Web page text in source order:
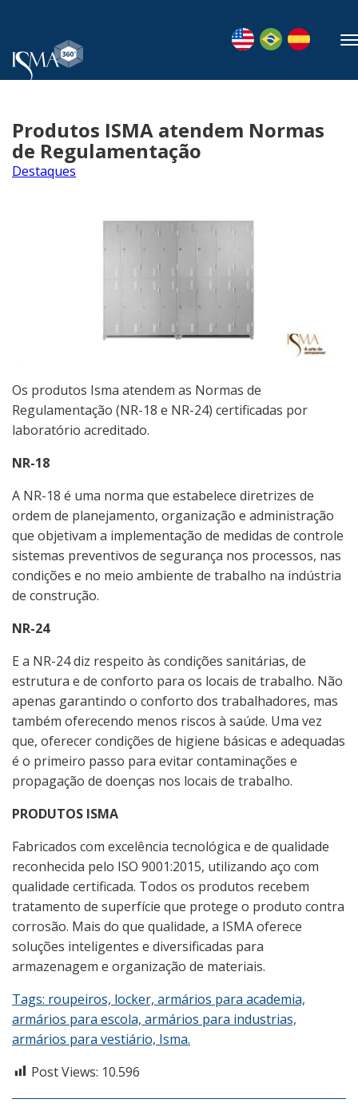
Produtos ISMA atendem Normas
de Regulamentação
Destaques
Os produtos Isma atendem as Normas de
Regulamentação (NR-18 e NR-24) certificadas por
laboratório acreditado.
NR-18
A NR-18 é uma norma que estabelece diretrizes de
ordem de planejamento, organização e administração
que objetivam a implementação de medidas de controle
sistemas preventivos de segurança nos processos, nas
condições e no meio ambiente de trabalho na indústria
de construção.
NR-24
E a NR-24 diz respeito às condições sanitárias, de
estrutura e de conforto para os locais de trabalho. Não
apenas garantindo o conforto dos trabalhadores, mas
também oferecendo menos riscos à saúde. Uma vez
que, oferecer condições de higiene básicas e adequadas
é o primeiro passo para evitar contaminações e
propagação de doenças nos locais de trabalho.
PRODUTOS ISMA
Fabricados com excelência tecnológica e de qualidade
reconhecida pelo ISO 9001:2015, utilizando aço com
qualidade certificada. Todos os produtos recebem
tratamento de superfície que protege o produto contra
corrosão. Mais do que qualidade, a ISMA oferece
soluções inteligentes e diversificadas para
armazenagem e organização de materiais.
Tags: roupeiros, locker, armários para academia,
armários para escola, armários para industrias,
armários para vestiário, Isma.
Post Views: 10.596